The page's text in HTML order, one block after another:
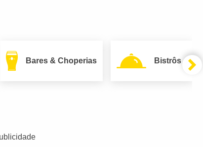
Bares & Choperias Bistrôs